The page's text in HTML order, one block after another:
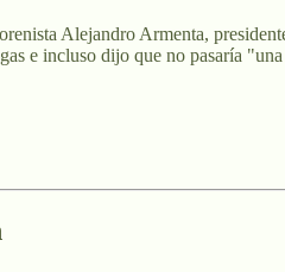
Alejandro Armenta,
e incluso dijo que no pasaría